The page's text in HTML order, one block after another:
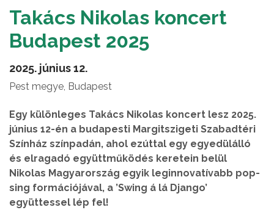
Takács Nikolas koncert
Budapest 2025
2025. június 12.
Pest megye, Budapest
Egy különleges Takács Nikolas koncert lesz 2025.
június 12-én a budapesti Margitszigeti Szabadtéri
Színház színpadán, ahol ezúttal egy egyedülálló
és elragadó együttműködés keretein belül
Nikolas Magyarország egyik leginnovatívabb pop-
sing formációjával, a ’Swing á lá Django’
együttessel lép fel!